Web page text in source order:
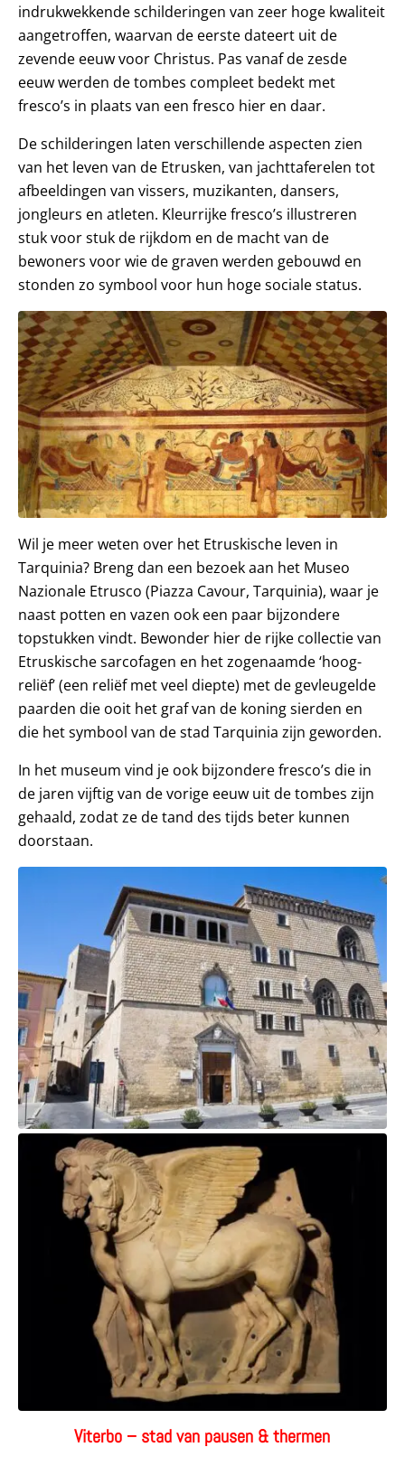
indrukwekkende schilderingen van zeer hoge kwaliteit
aangetroffen, waarvan de eerste dateert uit de
zevende eeuw voor Christus. Pas vanaf de zesde
eeuw werden de tombes compleet bedekt met
fresco’s in plaats van een fresco hier en daar.
De schilderingen laten verschillende aspecten zien
van het leven van de Etrusken, van jachttaferelen tot
afbeeldingen van vissers, muzikanten, dansers,
jongleurs en atleten. Kleurrijke fresco’s illustreren
stuk voor stuk de rijkdom en de macht van de
bewoners voor wie de graven werden gebouwd en
stonden zo symbool voor hun hoge sociale status.
Wil je meer weten over het Etruskische leven in
Tarquinia? Breng dan een bezoek aan het Museo
Nazionale Etrusco (Piazza Cavour, Tarquinia), waar je
naast potten en vazen ook een paar bijzondere
topstukken vindt. Bewonder hier de rijke collectie van
Etruskische sarcofagen en het zogenaamde ‘hoog-
reliëf’ (een reliëf met veel diepte) met de gevleugelde
paarden die ooit het graf van de koning sierden en
die het symbool van de stad Tarquinia zijn geworden.
In het museum vind je ook bijzondere fresco’s die in
de jaren vijftig van de vorige eeuw uit de tombes zijn
gehaald, zodat ze de tand des tijds beter kunnen
doorstaan.
Viterbo – stad van pausen & thermen